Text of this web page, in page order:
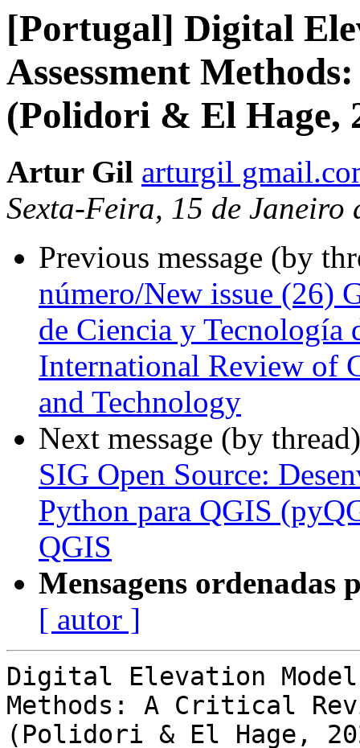
[Portugal] Digital
Assessment
(Polidori & El Hage,
Artur Gil arturgil
Sexta-Feira, 15 de Janeiro
Previous message (by
número/New issue (26)
de Ciencia y Tecnología
International Review of
and Technology
Next message (by
SIG Open Source:
Python para QGIS
QGIS
Mensagens ordenadas
[ autor ]
Digital Elevation Model
Methods: A Critical